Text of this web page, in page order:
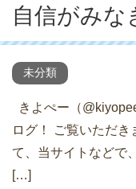
自信がみな
未分類
きよぺー（
ログ！ ご覧いただ
て、当サイトなどで
[…]